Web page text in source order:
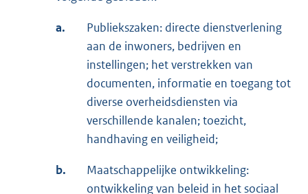
a.
Publiekszaken: directe dienstverlening
aan de inwoners, bedrijven en
instellingen; het verstrekken van
documenten, informatie en toegang tot
diverse overheidsdiensten via
verschillende kanalen; toezicht,
handhaving en veiligheid;
b.
Maatschappelijke ontwikkeling:
ontwikkeling van beleid in het sociaal